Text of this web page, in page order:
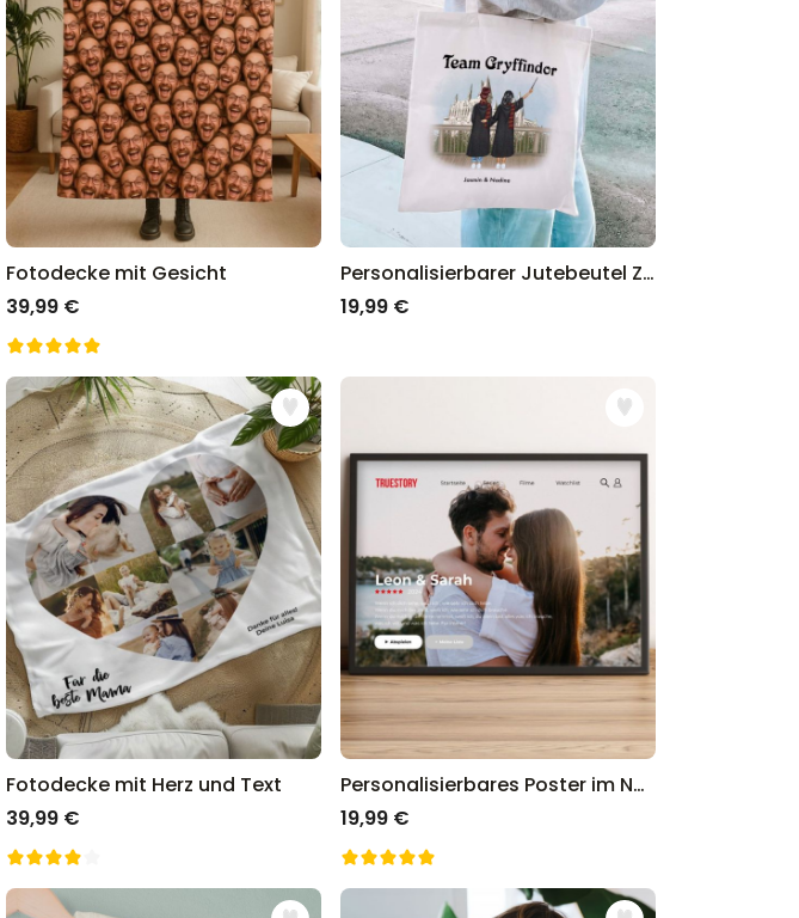
Fotodecke mit Gesicht
39,99 €
Personalisierbarer Jutebeutel Zauberinnen
19,99 €
Fotodecke mit Herz und Text
39,99 €
Personalisierbares Poster im Netflix-Style
19,99 €